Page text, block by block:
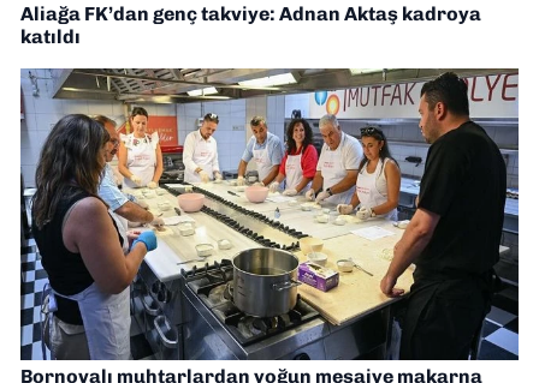
Aliağa FK’dan genç takviye: Adnan Aktaş kadroya
katıldı
Bornovalı muhtarlardan yoğun mesaiye makarna